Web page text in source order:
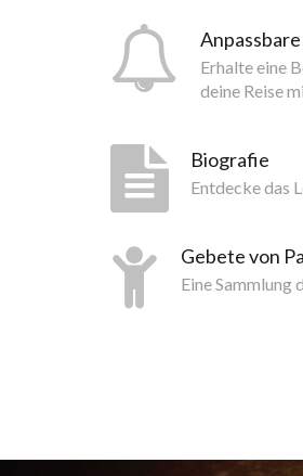
Erhalte eine
deine Reise
Biografie
Entdecke das
Gebete von
Eine Sammlung